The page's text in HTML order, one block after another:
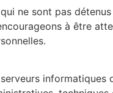
ne sont pas
à être